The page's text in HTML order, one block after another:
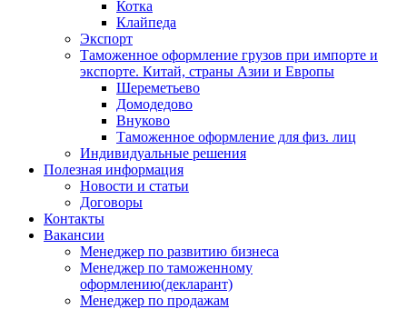
Котка
Клайпеда
Экспорт
Таможенное оформление грузов при импорте и
экспорте. Китай, страны Азии и Европы
Шереметьево
Домодедово
Внуково
Таможенное оформление для физ. лиц
Индивидуальные решения
Полезная информация
Новости и статьи
Договоры
Контакты
Вакансии
Менеджер по развитию бизнеса
Менеджер по таможенному
оформлению(декларант)
Менеджер по продажам